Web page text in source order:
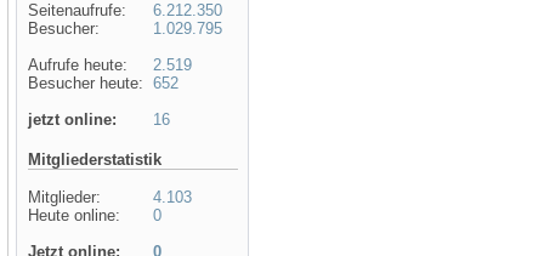
Seitenaufrufe:
Besucher:
Aufrufe heute:
Besucher heute:
jetzt online:
6.212.350
1.029.795
2.519
652
16
Mitgliederstatistik
Mitglieder:
Heute online:
4.103
0
Jetzt online:
0